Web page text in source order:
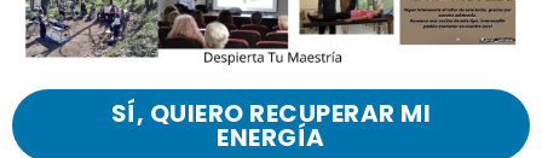
SÍ, QUIERO RECUPERAR MI
ENERGÍA